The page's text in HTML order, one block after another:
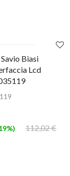
Biasi
Lcd
112,02 €